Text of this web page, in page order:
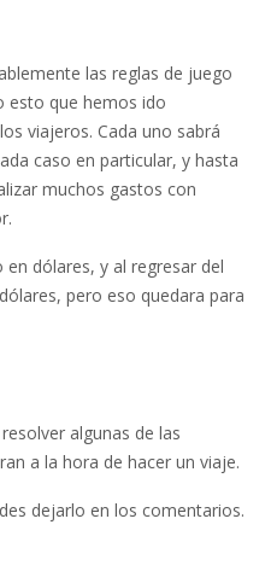
las reglas de juego
esto que hemos ido
viajeros. Cada uno sabrá
caso en particular, y hasta
muchos gastos con
dólares, y al regresar del
pero eso quedara para
algunas de las
a la hora de hacer un viaje.
dejarlo en los comentarios.